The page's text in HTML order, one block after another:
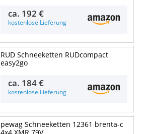
ca. 192 €
kostenlose Lieferung
RUD Schneeketten RUDcompact
easy2go
ca. 184 €
kostenlose Lieferung
pewag Schneeketten 12361 brenta-c